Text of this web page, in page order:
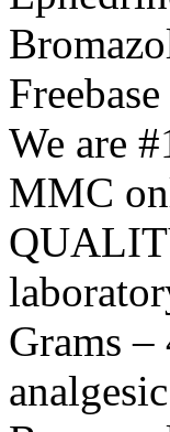
We are
MMC
Grams